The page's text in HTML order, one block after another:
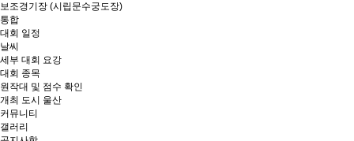
보조경기장 (시립문수궁도장)
통합
대회 일정
날씨
세부 대회 요강
대회 종목
원작대 및 점수 확인
개최 도시 울산
커뮤니티
갤러리